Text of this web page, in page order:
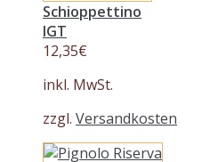
Schioppettino
IGT
12,35€
inkl. MwSt.
zzgl. Versandkosten